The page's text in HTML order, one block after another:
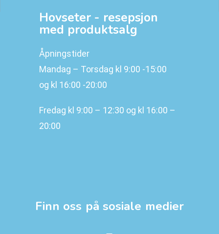
Hovseter - resepsjon
med produktsalg
Åpningstider
Mandag – Torsdag kl 9:00 -15:00
og kl 16:00 -20:00
Fredag kl 9:00 – 12:30 og kl 16:00 –
20:00
Finn oss på sosiale medier